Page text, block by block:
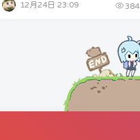
12月24日 23:09 384